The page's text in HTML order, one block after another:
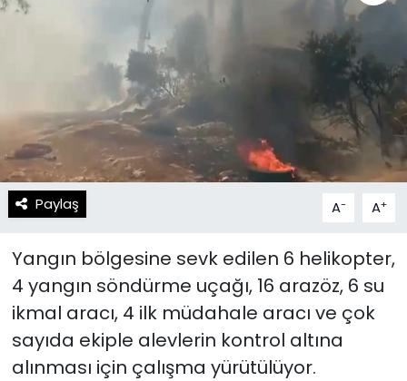
Paylaş A- A+
Yangın bölgesine sevk edilen 6 helikopter,
4 yangın söndürme uçağı, 16 arazöz, 6 su
ikmal aracı, 4 ilk müdahale aracı ve çok
sayıda ekiple alevlerin kontrol altına
alınması için çalışma yürütülüyor.
Teknoloji
Resmi İlanlar
Yaşam
Künye
Gizlilik Sözleşmesi
İletişim